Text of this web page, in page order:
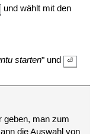
und wählt mit den
starten" und ⏎
geben, man zum